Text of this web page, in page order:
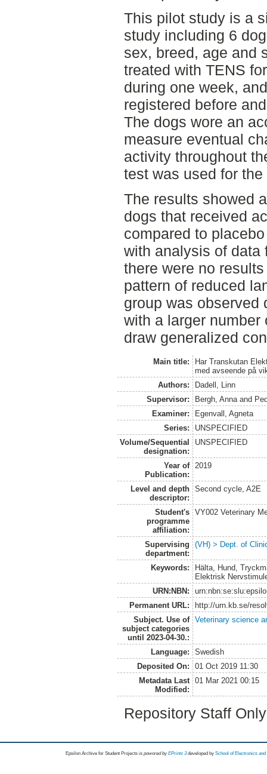
This pilot study is a
study including 6
sex, breed, age and
treated with TENS
during one week,
registered before
The dogs wore an
measure eventual
activity throughout
test was used for
The results showed
dogs that received
compared to
with analysis of data
there were no
pattern of reduced
group was observed
with a larger
draw generalized
Main title:
Har Transkutan
med avseende på
Authors:
Dadell, Linn
Supervisor:
Bergh, Anna and
Examiner:
Egenvall, Agneta
Series:
UNSPECIFIED
Volume/Sequential
designation:
UNSPECIFIED
Year of
Publication:
2019
Level and depth
descriptor:
Second cycle, A2E
Student's
programme
affiliation:
VY002 Veterinary
Supervising
department:
(VH) > Dept. of
Keywords:
Hälta, Hund,
Elektrisk
URN:NBN:
Permanent URL:
http://urn.kb.se/
Subject. Use of
subject categories
until 2023-04-30.:
Veterinary science
Language:
Swedish
Deposited On:
01 Oct 2019 11:30
Metadata Last
Modified:
01 Mar 2021 00:15
Repository Staff
Epsilon Archive for Student Projects is powored byEPrints 3 developed by School of Electronics